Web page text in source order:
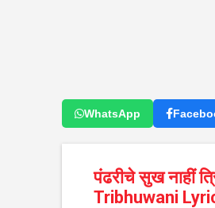
WhatsApp
पंढरीचे सुख नाहीं
Tribhuwani